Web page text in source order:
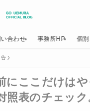
い合わせ 事務所HP 個
告
にここだけは
照表のチェック